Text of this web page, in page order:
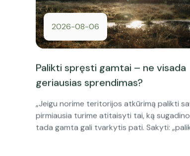
2026-08-06
Palikti spręsti gamtai – ne visada
geriausias sprendimas?
„Jeigu norime teritorijos atkūrimą palikti
pirmiausia turime atitaisyti tai, ką
tada gamta gali tvarkytis pati. Sakyti: